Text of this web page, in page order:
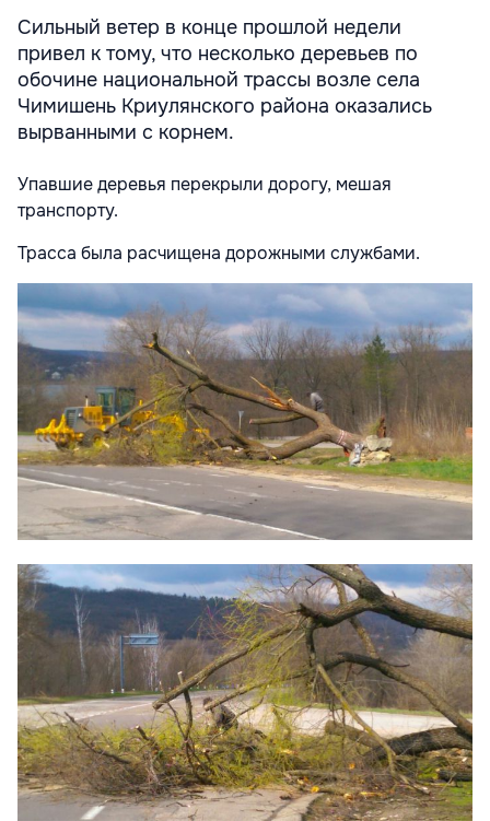
Сильный ветер в конце прошлой недели
привел к тому, что несколько деревьев по
обочине национальной трассы возле села
Чимишень Криулянского района оказались
вырванными с корнем.
Упавшие деревья перекрыли дорогу, мешая
транспорту.
Трасса была расчищена дорожными службами.